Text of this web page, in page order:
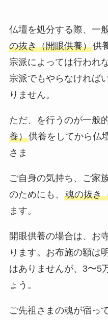
仏壇を処分する際、一
の抜き（開眼供養）供
宗派によっては行われ
宗派でもやらなければ
りません。
ただ、を行うのが一般
養）供養をしてから仏
さま
ご自身の気持ち、ご家
のためにも、 魂の抜き
ます。
開眼供養の場合は、お
ります。お布施の額は
はありませんが、3〜5
ょう。
ご先祖さまの魂が宿っ